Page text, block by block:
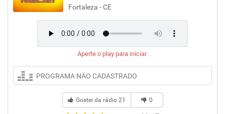
Fortaleza - CE
Aperte o play para iniciar.
PROGRAMA NÃO CADASTRADO
Gostei da rádio 21 0